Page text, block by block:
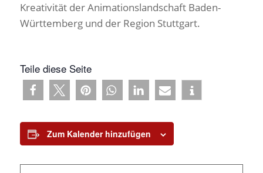
Kreativität der Animationslandschaft Baden-
Württemberg und der Region Stuttgart.
Teile diese Seite
Zum Kalender hinzufügen